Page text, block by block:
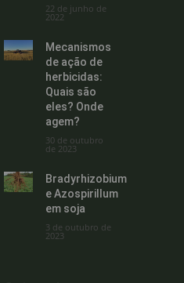
22 de junho de
2022
Mecanismos
de ação de
herbicidas:
Quais são
eles? Onde
agem?
30 de outubro
de 2023
Bradyrhizobium
e Azospirillum
em soja
3 de outubro de
2023